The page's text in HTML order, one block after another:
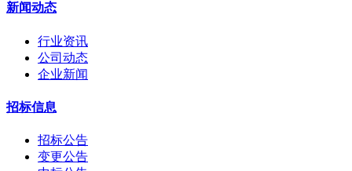
新闻动态
行业资讯
公司动态
企业新闻
招标信息
招标公告
变更公告